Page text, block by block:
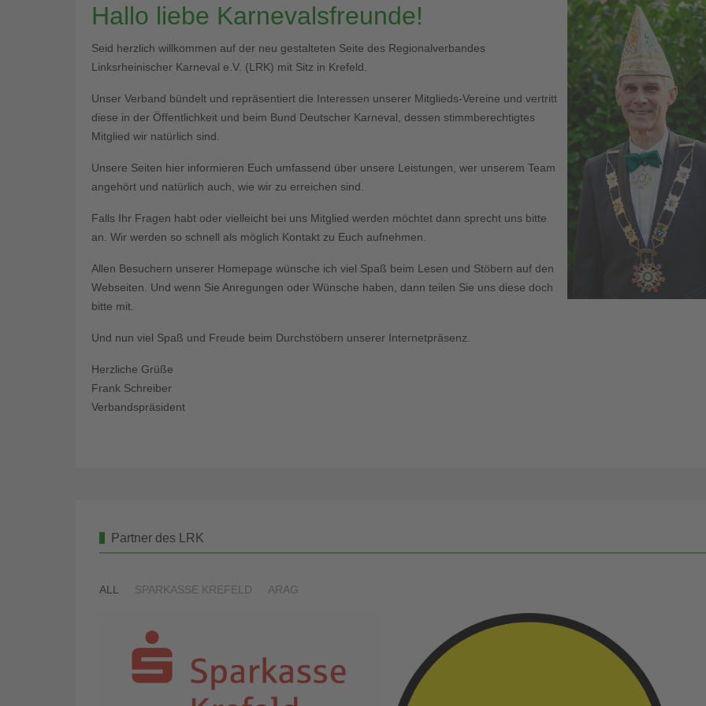
Hallo liebe Karnevalsfreunde!
Seid herzlich willkommen auf der neu gestalteten Seite des Regionalverbandes
Linksrheinischer Karneval e.V. (LRK) mit Sitz in Krefeld.
Unser Verband bündelt und repräsentiert die Interessen unserer Mitglieds-Vereine und vertritt
diese in der Öffentlichkeit und beim Bund Deutscher Karneval, dessen stimmberechtigtes
Mitglied wir natürlich sind.
Unsere Seiten hier informieren Euch umfassend über unsere Leistungen, wer unserem Team
angehört und natürlich auch, wie wir zu erreichen sind.
Falls Ihr Fragen habt oder vielleicht bei uns Mitglied werden möchtet dann sprecht uns bitte
an. Wir werden so schnell als möglich Kontakt zu Euch aufnehmen.
Allen Besuchern unserer Homepage wünsche ich viel Spaß beim Lesen und Stöbern auf den
Webseiten. Und wenn Sie Anregungen oder Wünsche haben, dann teilen Sie uns diese doch
bitte mit.
Und nun viel Spaß und Freude beim Durchstöbern unserer Internetpräsenz.
Herzliche Grüße
Frank Schreiber
Verbandspräsident
Partner des LRK
ALL SPARKASSE KREFELD ARAG